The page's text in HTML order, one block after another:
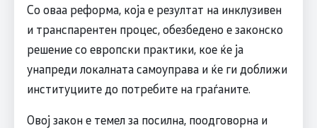
Со оваа реформа, која е резултат на инклузивен
и транспарентен процес, обезбедено е законско
решение со европски практики, кое ќе ја
унапреди локалната самоуправа и ќе ги доближи
институциите до потребите на граѓаните.
Овој закон е темел за посилна, поодговорна и